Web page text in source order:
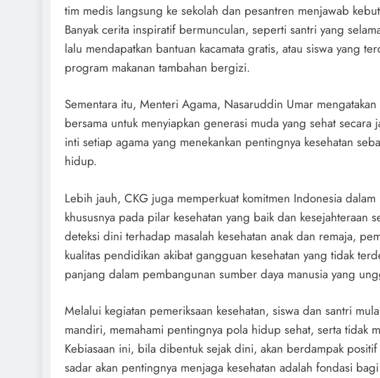
tim medis langsung ke sekolah dan pesantren menjawab
Banyak cerita inspiratif bermunculan, seperti santri yang
lalu mendapatkan bantuan kacamata gratis, atau siswa yang
program makanan tambahan bergizi.
Sementara itu, Menteri Agama, Nasaruddin Umar
bersama untuk menyiapkan generasi muda yang sehat
inti setiap agama yang menekankan pentingnya kesehatan
hidup.
Lebih jauh, CKG juga memperkuat komitmen Indonesia
khususnya pada pilar kesehatan yang baik dan kesejahteraan
deteksi dini terhadap masalah kesehatan anak dan remaja,
kualitas pendidikan akibat gangguan kesehatan yang tidak
panjang dalam pembangunan sumber daya manusia yang
Melalui kegiatan pemeriksaan kesehatan, siswa dan santri
mandiri, memahami pentingnya pola hidup sehat, serta tidak
Kebiasaan ini, bila dibentuk sejak dini, akan berdampak
sadar akan pentingnya menjaga kesehatan adalah fondasi